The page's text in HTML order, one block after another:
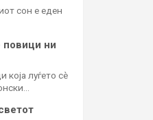
сон е еден
повици ни
која луѓето сè